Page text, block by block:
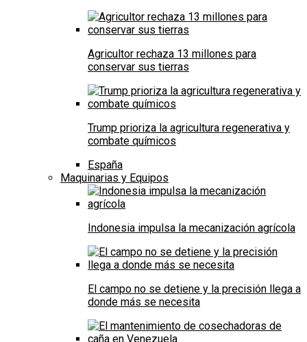
Agricultor rechaza 13 millones para
conservar sus tierras
Trump prioriza la agricultura regenerativa y
combate químicos
España
Maquinarias y Equipos
Indonesia impulsa la mecanización agrícola
El campo no se detiene y la precisión llega a
donde más se necesita